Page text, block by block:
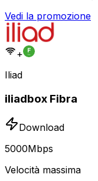
Vedi la promozione
+
Iliad
iliadbox Fibra
Download
5000Mbps
Velocità massima